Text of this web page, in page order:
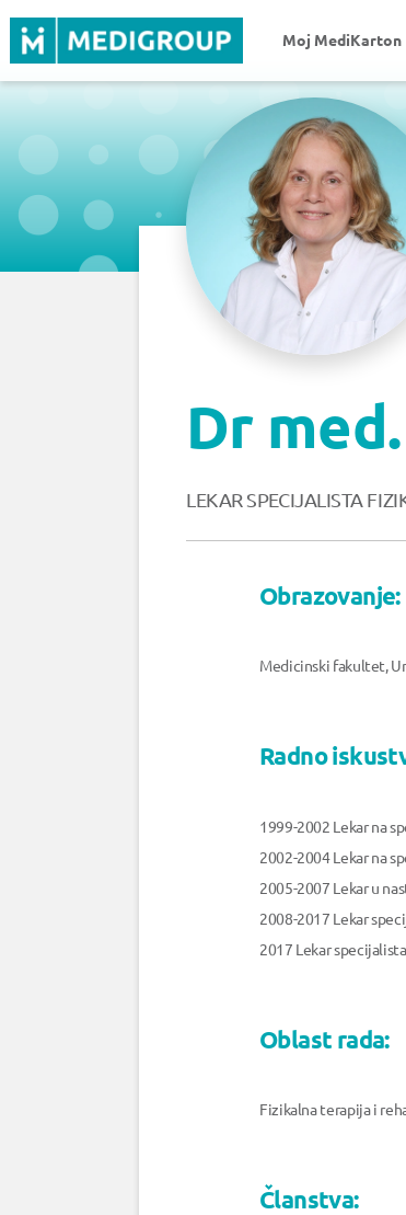
Moj MediKarton
Dr
LEKAR SPECIJALISTA
Obrazovanje:
Medicinski fakultet,
Radno
1999-2002 Lekar na
2002-2004 Lekar na
2005-2007 Lekar u
2008-2017 Lekar
2017 Lekar
Oblast rada:
Fizikalna terapija i
Članstva: